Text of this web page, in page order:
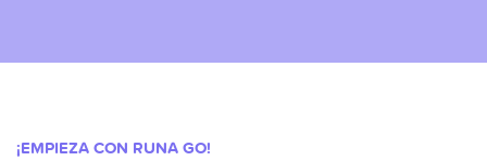
¡EMPIEZA CON RUNA GO!